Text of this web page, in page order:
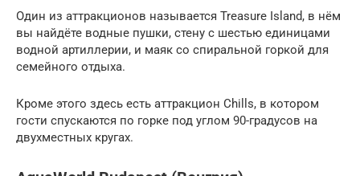
Один из аттракционов называется Treasure Island, в нём
вы найдёте водные пушки, стену с шестью единицами
водной артиллерии, и маяк со спиральной горкой для
семейного отдыха.
Кроме этого здесь есть аттракцион Chills, в котором
гости спускаются по горке под углом 90-градусов на
двухместных кругах.